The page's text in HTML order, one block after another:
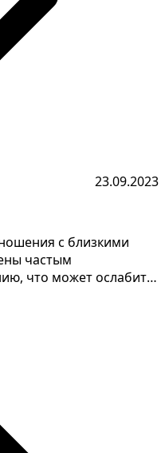
23.09.2023
с близкими
частым
что может ослабить